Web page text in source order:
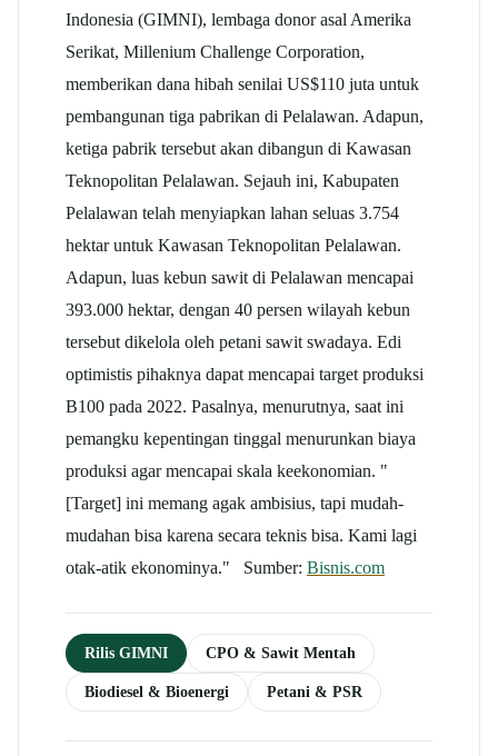
Indonesia (GIMNI), lembaga donor asal Amerika
Serikat, Millenium Challenge Corporation,
memberikan dana hibah senilai US$110 juta untuk
pembangunan tiga pabrikan di Pelalawan. Adapun,
ketiga pabrik tersebut akan dibangun di Kawasan
Teknopolitan Pelalawan. Sejauh ini, Kabupaten
Pelalawan telah menyiapkan lahan seluas 3.754
hektar untuk Kawasan Teknopolitan Pelalawan.
Adapun, luas kebun sawit di Pelalawan mencapai
393.000 hektar, dengan 40 persen wilayah kebun
tersebut dikelola oleh petani sawit swadaya. Edi
optimistis pihaknya dapat mencapai target produksi
B100 pada 2022. Pasalnya, menurutnya, saat ini
pemangku kepentingan tinggal menurunkan biaya
produksi agar mencapai skala keekonomian. "
[Target] ini memang agak ambisius, tapi mudah-
mudahan bisa karena secara teknis bisa. Kami lagi
otak-atik ekonominya." Sumber: Bisnis.com
Rilis GIMNI CPO & Sawit Mentah
Biodiesel & Bioenergi Petani & PSR